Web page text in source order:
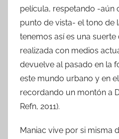
película, respetando -aún
punto de vista- el tono de
tenemos así es una
realizada con medios
devuelve al pasado en la
este mundo urbano y en
recordando un montón a
Refn, 2011).
Maniac vive por si misma